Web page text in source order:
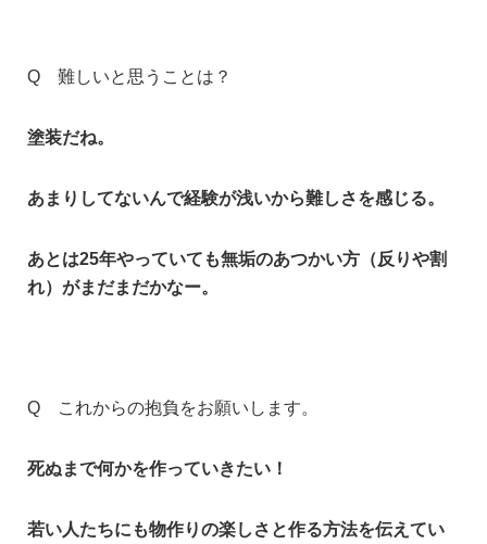
Q 難しいと思うことは？
塗装だね。
あまりしてないんで経験が浅いから難しさを感じる。
あとは25年やっていても無垢のあつかい方（反りや割
れ）がまだまだかなー。
Q これからの抱負をお願いします。
死ぬまで何かを作っていきたい！
若い人たちにも物作りの楽しさと作る方法を伝えてい